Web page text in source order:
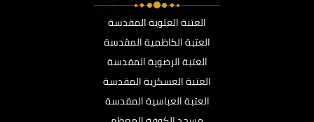
العتبة العلوية المقدسة
العتبة الكاظمية المقدسة
العتبة الرضوية المقدسة
العتبة العسكرية المقدسة
العتبة العباسية المقدسة